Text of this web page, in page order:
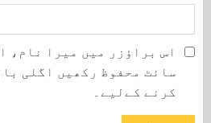
اس براؤزر میں میرا نام،
سائٹ محفوظ رکھیں اگلی
کرنے کےلیے۔